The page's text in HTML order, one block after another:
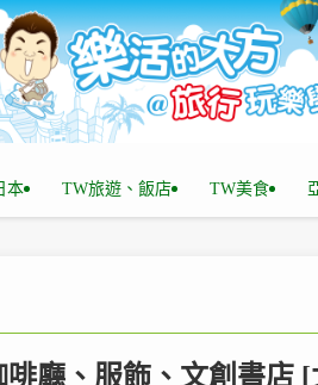
本 TW旅遊、飯店 TW美食
廳、服飾、文創書店